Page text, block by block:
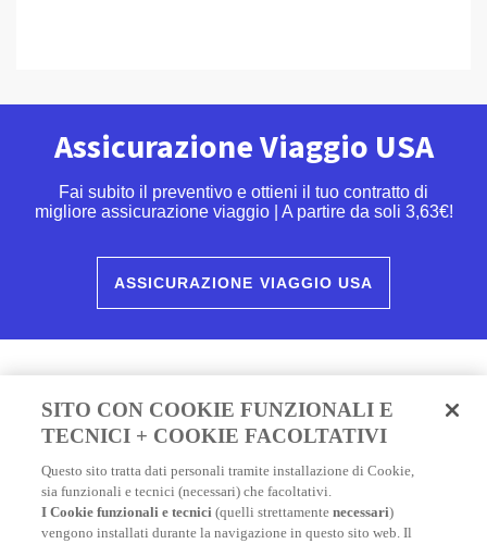
Assicurazione Viaggio USA
Fai subito il preventivo e ottieni il tuo contratto di
migliore assicurazione viaggio | A partire da soli 3,63€!
ASSICURAZIONE VIAGGIO USA
SITO CON COOKIE FUNZIONALI E
TECNICI + COOKIE FACOLTATIVI
Questo sito tratta dati personali tramite installazione di Cookie,
sia funzionali e tecnici (necessari) che facoltativi.
I Cookie funzionali e tecnici (quelli strettamentenecessari)
vengono installati durante la navigazione in questo sito web. Il